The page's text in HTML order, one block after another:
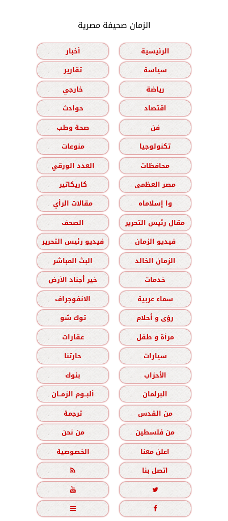
الزمان صحيفة مصرية
الرئيسية
أخبار
سياسة
تقارير
رياضة
خارجي
اقتصاد
حوادث
فن
صحة وطب
تكنولوجيا
منوعات
محافظات
العدد الورقي
مصر العظمى
كاريكاتير
وا إسلاماه
مقالات الرأي
مقال رئيس التحرير
الصحف
فيديو الزمان
فيديو رئيس التحرير
الزمان الخالد
البث المباشر
خدمات
خير أجناد الأرض
سماء عربية
الانفوجراف
رؤى و أحلام
توك شو
مرأة و طفل
عقارات
سيارات
حارتنا
الأحزاب
بنوك
البرلمان
ألبــوم الزمــان
من القدس
ترجمة
من فلسطين
من نحن
اعلن معنا
الخصوصية
اتصل بنا




